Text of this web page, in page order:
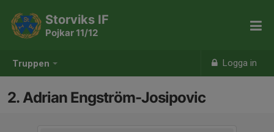
Truppen Logga in
Storviks IF
Pojkar 11/12
2. Adrian Engström-Josipovic